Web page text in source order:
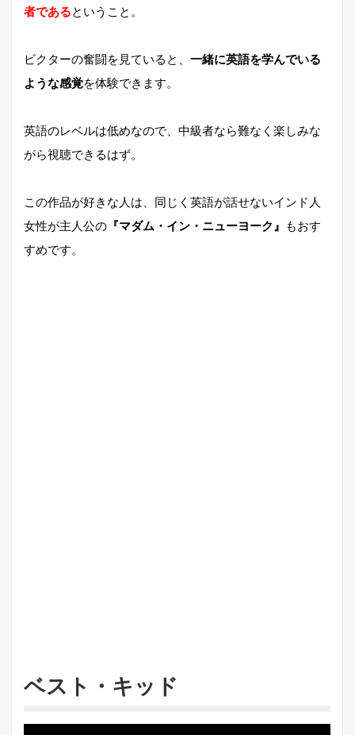
者であるということ。
ビクターの奮闘を見ていると、 一緒に英語を学んでいる
ような感覚を体験できます。
英語のレベルは低めなので、中級者なら難なく楽しみな
がら視聴できるはず。
この作品が好きな人は、同じく英語が話せないインド人
女性が主人公の 『マダム・イン・ニューヨーク』 もおす
すめです。
ベスト・キッド